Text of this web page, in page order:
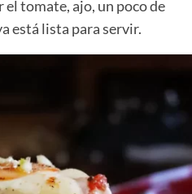
tomate, ajo, un poco de
está lista para servir.